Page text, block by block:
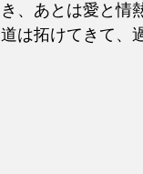
き、あとは愛と情
道は拓けてきて、